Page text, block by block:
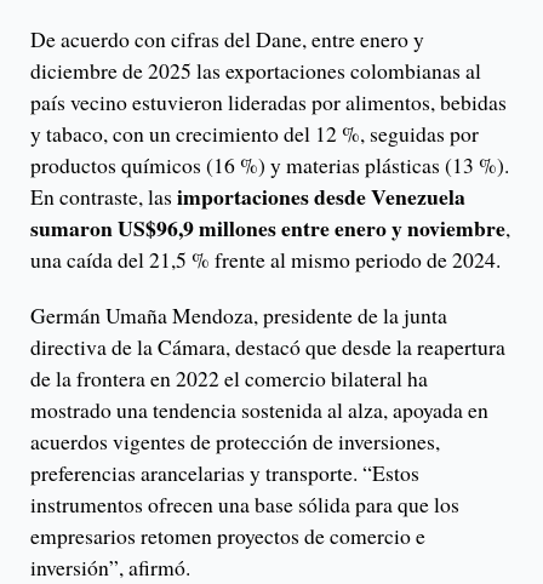
De acuerdo con cifras del Dane, entre enero y
diciembre de 2025 las exportaciones colombianas al
país vecino estuvieron lideradas por alimentos, bebidas
y tabaco, con un crecimiento del 12 %, seguidas por
productos químicos (16 %) y materias plásticas (13 %).
En contraste, las importaciones desde Venezuela
sumaron US$96,9 millones entre enero y noviembre,
una caída del 21,5 % frente al mismo periodo de 2024.
Germán Umaña Mendoza, presidente de la junta
directiva de la Cámara, destacó que desde la reapertura
de la frontera en 2022 el comercio bilateral ha
mostrado una tendencia sostenida al alza, apoyada en
acuerdos vigentes de protección de inversiones,
preferencias arancelarias y transporte. “Estos
instrumentos ofrecen una base sólida para que los
empresarios retomen proyectos de comercio e
inversión”, afirmó.